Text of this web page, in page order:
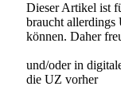
Dieser Artikel ist
braucht allerdings
können. Daher
und/oder in
die UZ vorher